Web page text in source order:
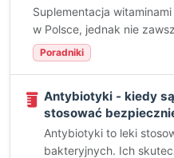
Suplementacja
w Polsce, jednak nie
Poradniki
Antybiotyki - kiedy
stosować
Antybiotyki to leki
bakteryjnych. Ich